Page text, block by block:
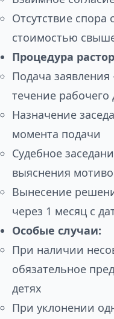
Отсутствие спора
стоимостью
Процедура
Подача заявления
течение рабочего
Назначение
момента подачи
Судебное
выяснения
Вынесение
через 1 месяц с
Особые случаи:
При наличии
обязательное
детях
При уклонении